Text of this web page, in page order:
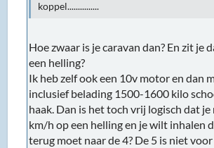
koppel...............
Hoe zwaar is je caravan dan? En zit je
een helling?
Ik heb zelf ook een 10v motor en dan
inclusief belading 1500-1600 kilo
haak. Dan is het toch vrij logisch dat
km/h op een helling en je wilt inhalen
terug moet naar de 4? De 5 is niet